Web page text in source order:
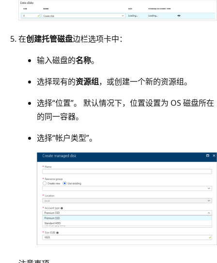
在创建托管磁盘边栏选项卡中：
输入磁盘的名称。
选择现有的资源组，或创建一个新的资源组。
选择“位置”。 默认情况下，位置设置为 OS 磁盘所在
的同一容器。
选择“帐户类型”。